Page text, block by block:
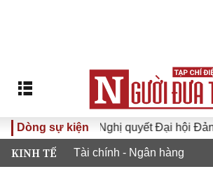
Dòng sự kiện
Đưa Nghị quyết Đại hội Đảng XIV
KINH TẾ Tài chính - Ngân hàng